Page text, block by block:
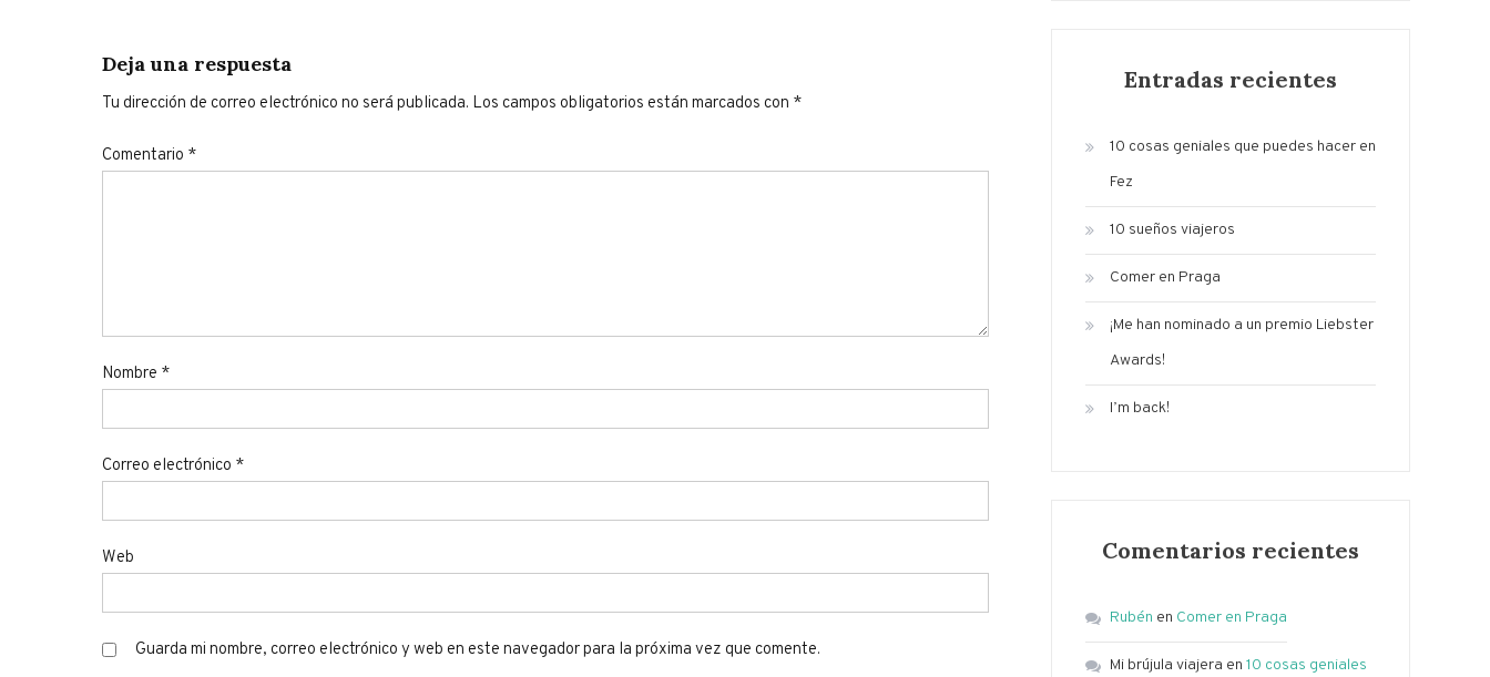
entradas
Deja una respuesta
Tu dirección de correo electrónico no será publicada. Los campos obligatorios están marcados con *
Comentario *
Nombre *
Correo electrónico *
Web
Guarda mi nombre, correo electrónico y web en este navegador para la próxima vez que comente.
Entradas recientes
10 cosas geniales que puedes hacer en
Fez
10 sueños viajeros
Comer en Praga
¡Me han nominado a un premio Liebster
Awards!
I’m back!
Comentarios recientes
Rubén en Comer en Praga
Mi brújula viajera en 10 cosas geniales